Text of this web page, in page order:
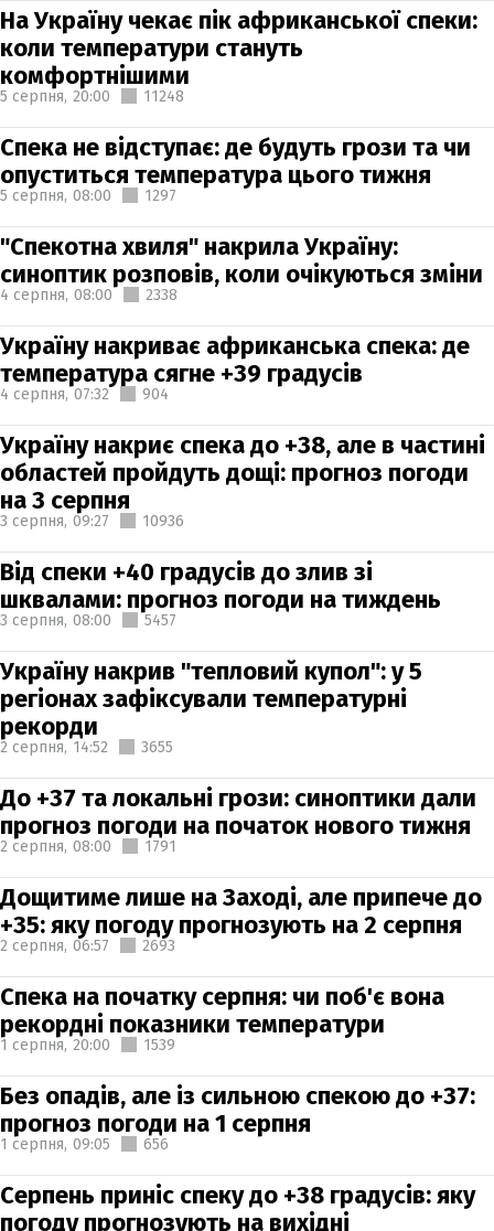
На Україну чекає пік африканської спеки:
коли температури стануть
комфортнішими
5 серпня, 20:00 11248
Спека не відступає: де будуть грози та чи
опуститься температура цього тижня
5 серпня, 08:00 1297
"Спекотна хвиля" накрила Україну:
синоптик розповів, коли очікуються зміни
4 серпня, 08:00 2338
Україну накриває африканська спека: де
температура сягне +39 градусів
4 серпня, 07:32 904
Україну накриє спека до +38, але в частині
областей пройдуть дощі: прогноз погоди
на 3 серпня
3 серпня, 09:27 10936
Від спеки +40 градусів до злив зі
шквалами: прогноз погоди на тиждень
3 серпня, 08:00 5457
Україну накрив "тепловий купол": у 5
регіонах зафіксували температурні
рекорди
2 серпня, 14:52 3655
До +37 та локальні грози: синоптики дали
прогноз погоди на початок нового тижня
2 серпня, 08:00 1791
Дощитиме лише на Заході, але припече до
+35: яку погоду прогнозують на 2 серпня
2 серпня, 06:57 2693
Спека на початку серпня: чи поб'є вона
рекордні показники температури
1 серпня, 20:00 1539
Без опадів, але із сильною спекою до +37:
прогноз погоди на 1 серпня
1 серпня, 09:05 656
Серпень приніс спеку до +38 градусів: яку
погоду прогнозують на вихідні